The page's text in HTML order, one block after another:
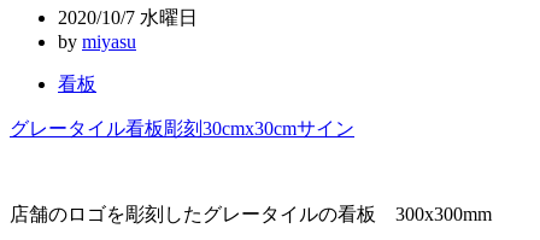
ョ
2020/10/7 水曜日
by miyasu
看板
グレータイル看板彫刻 30cmx30cmサイン
店舗のロゴを彫刻したグレータイルの看板 300x300mm